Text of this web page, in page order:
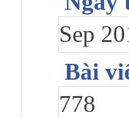
Sep
Bài
778